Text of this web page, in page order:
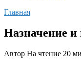
Главная
Назначение
Автор На чтение 20